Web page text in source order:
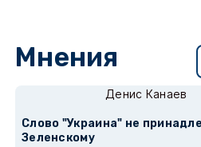
Мнения
Денис Канаев
Слово "Украина" не
Зеленскому